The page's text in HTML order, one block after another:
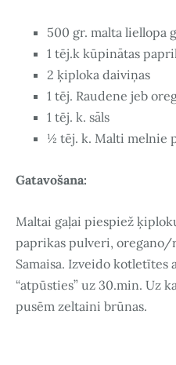
500 gr. malta liellopa
1 tēj.k kūpinātas
2 ķiploka daiviņas
1 tēj. Raudene jeb
1 tēj. k. sāls
½ tēj. k. Malti melnie
Gatavošana:
Maltai gaļai piespiež
paprikas pulveri, oregano/
Samaisa. Izveido
“atpūsties” uz 30.min. Uz
pusēm zeltaini brūnas.